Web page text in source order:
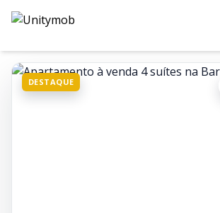
DESTAQUE